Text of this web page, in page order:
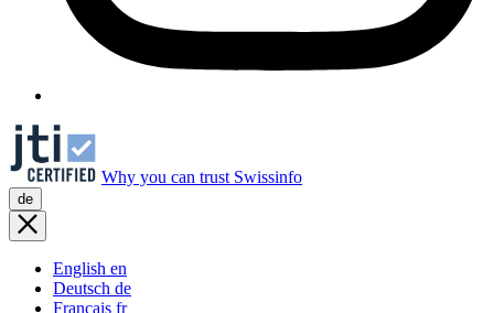
Why you can trust Swissinfo
de
English en
Deutsch de
Français fr